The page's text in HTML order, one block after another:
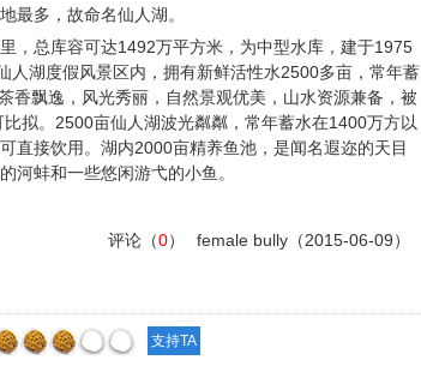
最多，故命名仙人湖。
，总库容可达1492万平方米，为中型水库，建于1975
人湖度假风景区内，拥有新鲜活性水2500多亩，常年蓄
香飘逸，风光秀丽，自然景观优美，山水资源兼备，被
拟。2500亩仙人湖波光粼粼，常年蓄水在1400万方以
直接饮用。湖内2000亩精养鱼池，是闻名遐迩的天目
河蚌和一些悠闲游弋的小鱼。
female bully （2015-06-09）
评论（0）